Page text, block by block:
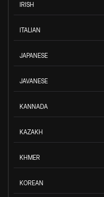
IRISH
ITALIAN
JAPANESE
JAVANESE
KANNADA
KAZAKH
KHMER
KOREAN